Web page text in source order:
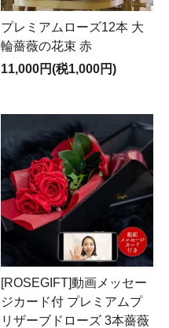
プレミアムローズ12本 大
輪薔薇の花束 赤
11,000円(税1,000円)
[ROSEGIFT]動画メッセー
ジカード付 プレミアムプ
リザーブドローズ 3本薔薇